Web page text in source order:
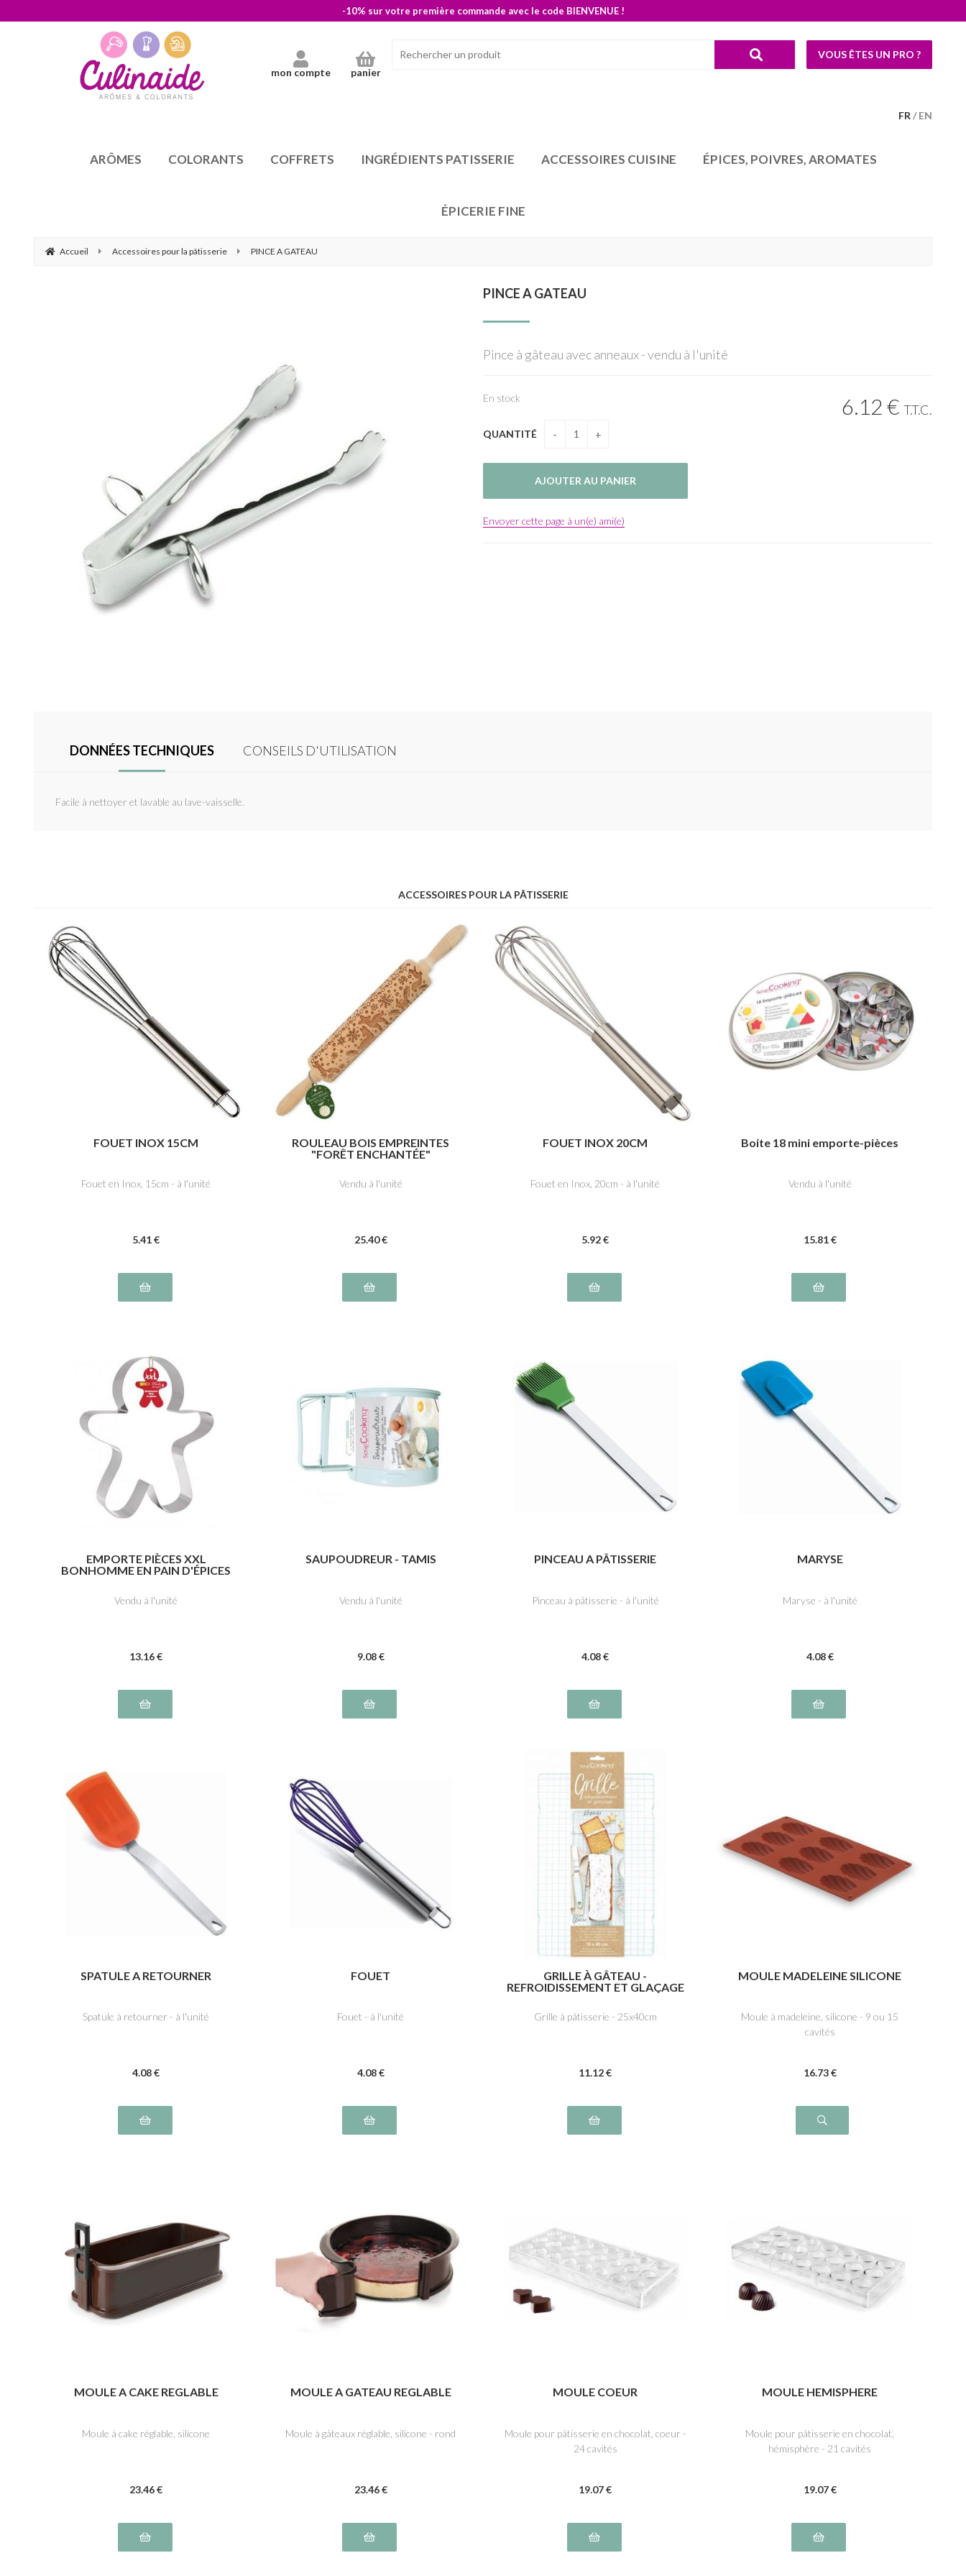
-10% sur votre première commande avec le code BIENVENUE !
FR EN
mon compte panier
VOUS ÊTES UN PRO ?
ARÔMES COLORANTS COFFRETS INGRÉDIENTS PATISSERIE ACCESSOIRES CUISINE ÉPICES, POIVRES, AROMATES
ÉPICERIE FINE
Accueil Accessoires pour la pâtisserie PINCE A GATEAU
PINCE A GATEAU
Pince à gâteau avec anneaux - vendu à l'unité
6.12€ T.T.C.
En stock
QUANTITÉ
Envoyer cette page à un(e) ami(e)
DONNÉES TECHNIQUES CONSEILS D'UTILISATION
Facile à nettoyer et lavable au lave-vaisselle.
ACCESSOIRES POUR LA PÂTISSERIE
FOUET INOX 15CM
Fouet en Inox, 15cm - à l'unité
5.41€
ROULEAU BOIS EMPREINTES
"FORÊT ENCHANTÉE"
Vendu à l'unité
25.40€
FOUET INOX 20CM
Fouet en Inox, 20cm - à l'unité
5.92€
Boite 18 mini emporte-pièces
Vendu à l'unité
15.81€
EMPORTE PIÈCES XXL
BONHOMME EN PAIN D'ÉPICES
Vendu à l'unité
13.16€
SAUPOUDREUR - TAMIS
Vendu à l'unité
9.08€
PINCEAU A PÂTISSERIE
Pinceau à pâtisserie - à l'unité
4.08€
MARYSE
Maryse - à l'unité
4.08€
SPATULE A RETOURNER
Spatule à retourner - à l'unité
4.08€
FOUET
Fouet - à l'unité
4.08€
GRILLE À GÂTEAU -
REFROIDISSEMENT ET GLAÇAGE
Grille à pâtisserie - 25x40cm
11.12€
MOULE MADELEINE SILICONE
Moule à madeleine, silicone - 9 ou 15
cavités
16.73€
MOULE A CAKE REGLABLE
Moule à cake réglable, silicone
23.46€
MOULE A GATEAU REGLABLE
Moule à gâteaux réglable, silicone - rond
23.46€
MOULE COEUR
Moule pour pâtisserie en chocolat, coeur -
24 cavités
19.07€
MOULE HEMISPHERE
Moule pour pâtisserie en chocolat,
hémisphère - 21 cavités
19.07€